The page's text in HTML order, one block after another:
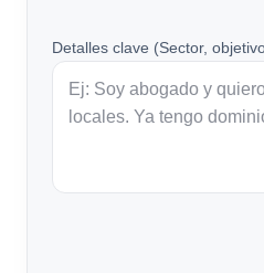
Detalles clave (Sector,